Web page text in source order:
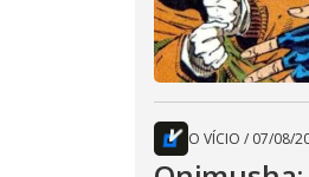
O VÍCIO / 07/08/